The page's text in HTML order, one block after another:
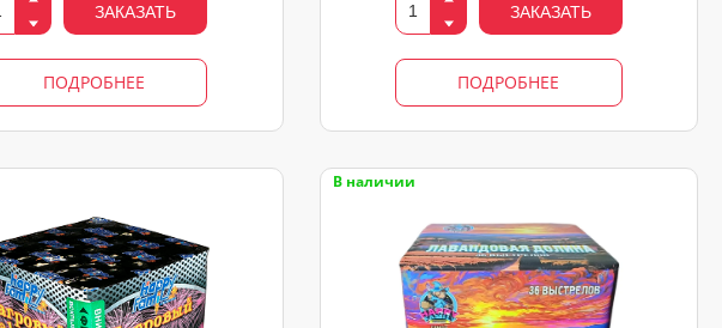
ЗАКАЗАТЬ
ПОДРОБНЕЕ
ЗАКАЗАТЬ
ПОДРОБНЕЕ
В наличии